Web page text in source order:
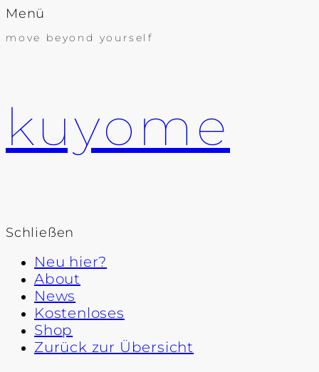
Menü
move beyond yourself
kuyome
Schließen
Neu hier?
About
News
Kostenloses
Shop
Zurück zur Übersicht